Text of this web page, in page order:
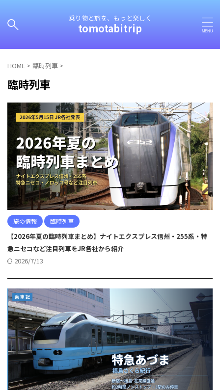
乗り物と旅を、もっと楽しく
tomotabitrip
HOME > 臨時列車 >
臨時列車
旅の情報 臨時列車
【2026年夏の臨時列車まとめ】ナイトエクスプレス信州・255系・特
急ニセコなど注目列車をJR各社から紹介
2026/7/13